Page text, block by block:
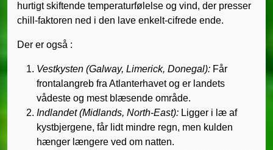
hurtigt skiftende temperaturfølelse og vind, der presser
chill-faktoren ned i den lave enkelt-cifrede ende.
Der er også :
Vestkysten (Galway, Limerick, Donegal): Får
frontalangreb fra Atlanterhavet og er landets
vådeste og mest blæsende område.
Indlandet (Midlands, North-East): Ligger i læ af
kystbjergene, får lidt mindre regn, men kulden
hænger længere ved om natten.